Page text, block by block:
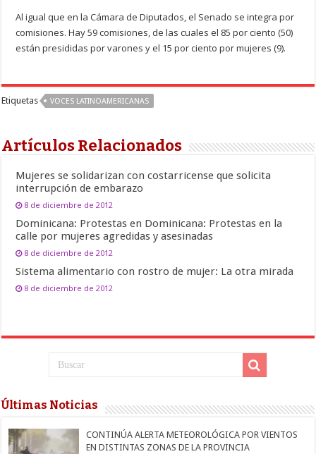
Al igual que en la Cámara de Diputados, el Senado se integra por
comisiones. Hay 59 comisiones, de las cuales el 85 por ciento (50)
están presididas por varones y el 15 por ciento por mujeres (9).
Etiquetas VOCES LATINOAMERICANAS
Artículos Relacionados
Mujeres se solidarizan con costarricense que solicita
interrupción de embarazo
8 de diciembre de 2012
Dominicana: Protestas en Dominicana: Protestas en la
calle por mujeres agredidas y asesinadas
8 de diciembre de 2012
Sistema alimentario con rostro de mujer: La otra mirada
8 de diciembre de 2012
Últimas Noticias
CONTINÚA ALERTA METEOROLÓGICA POR VIENTOS
EN DISTINTAS ZONAS DE LA PROVINCIA